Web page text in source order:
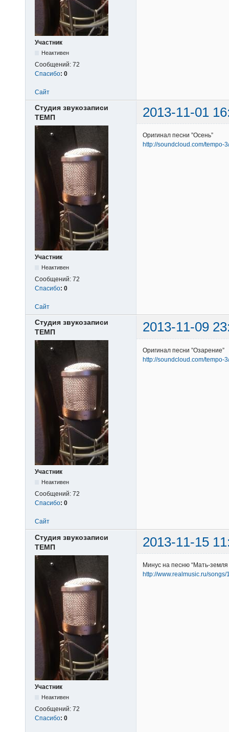
Участник
Неактивен
Сообщений: 72
Спасибо: 0
Сайт
Студия звукозаписи
ТЕМП
2013-11-01
Участник
Неактивен
Сообщений: 72
Спасибо: 0
Оригинал песни ”Осень”
http://soundcloud.com/tempo-
Сайт
Студия звукозаписи
ТЕМП
2013-11-09
Участник
Неактивен
Сообщений: 72
Спасибо: 0
Оригинал песни ”Озарение”
http://soundcloud.com/tempo-
Сайт
Студия звукозаписи
ТЕМП
2013-11-15
Участник
Неактивен
Сообщений: 72
Спасибо: 0
Минус на песню “Мать-земля
http://www.realmusic.ru/songs/